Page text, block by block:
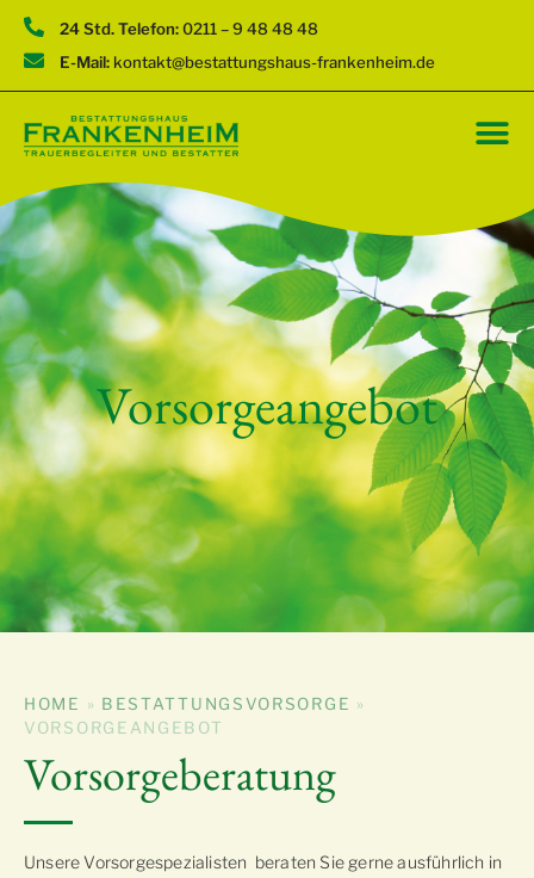
24 Std. Telefon:0211 – 9 48 48 48
E-Mail: kontakt@bestattungshaus-frankenheim.de
Vorsorgeangebot
HOME » BESTATTUNGSVORSORGE »
VORSORGEANGEBOT
Vorsorgeberatung
Unsere Vorsorgespezialisten beraten Sie gerne ausführlich in